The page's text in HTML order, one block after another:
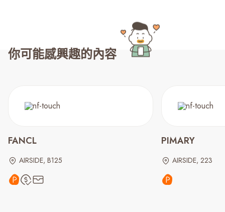
你可能感興趣的內容
FANCL
AIRSIDE, B125
PIMARY
AIRSIDE, 223